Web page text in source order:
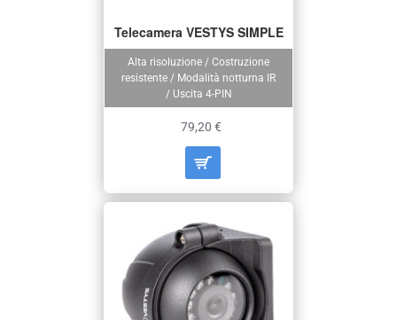
Alta risoluzione / Costruzione
resistente / Modalità notturna IR
/ Uscita 4-PIN
Telecamera VESTYS SIMPLE
79,20 €